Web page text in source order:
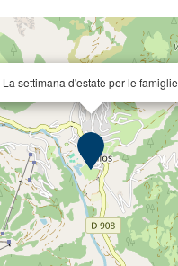
La settimana d'estate per le famiglie